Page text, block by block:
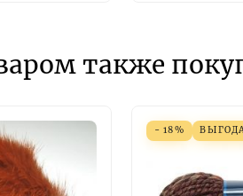
также
- 18%